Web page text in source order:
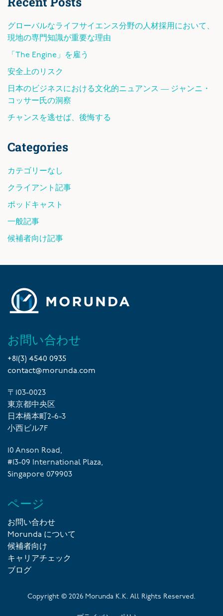
グローバルなライフサイエンス分野の人材採用において、
現地の専門知識が重要な理由
「The Engine」を雇う
安全上のリスク
日本のビジネスにおける文化的ニュアンス ― ジャンニ・
コッサー氏の洞察
チャンスを逃せば、後悔する
Categories
カテゴリーなし
クライアント記事
ポッドキャスト
一般記事
候補者向け記事
お問い合わせ
+81(3) 4540 0935
contact@morunda.com
〒103-0023
東京都中央区
日本橋本町2-6-3
小西ビル7F
10 Anson Road,
#13-09 International Plaza,
Singapore 079903
ページ
お問い合わせ
Morunda について
候補者向け
キャリアチェック
ブログ
Copyright © 2026 Morunda K.K. All Rights Reserved.